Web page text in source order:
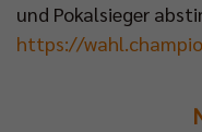
und Pokalsieger
https://